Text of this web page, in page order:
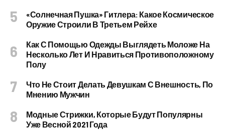
«Солнечная Пушка» Гитлера: Какое Космическое
Оружие Строили В Третьем Рейхе
Как С Помощью Одежды Выглядеть Моложе На
Несколько Лет И Нравиться Противоположному
Полу
Что Не Стоит Делать Девушкам С Внешность, По
Мнению Мужчин
Модные Стрижки, Которые Будут Популярны
Уже Весной 2021 Года